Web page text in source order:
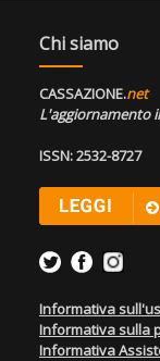
Chi siamo
CASSAZIONE.net
L'aggiornamento
ISSN: 2532-8727
Informativa
Informativa sulla
Informativa